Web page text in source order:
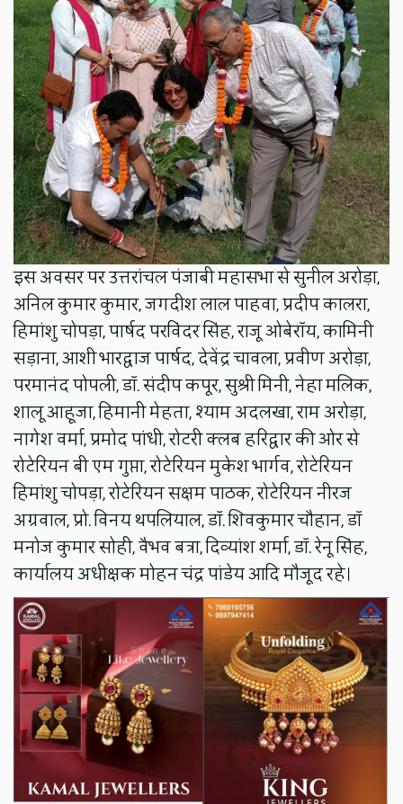
इस अवसर पर उत्तरांचल पंजाबी महासभा से सुनील अरोड़ा,
अनिल कुमार कुमार, जगदीश लाल पाहवा, प्रदीप कालरा,
हिमांशु चोपड़ा, पार्षद परविंदर सिंह, राजू ओबेरॉय, कामिनी
सड़ाना, आशी भारद्वाज पार्षद, देवेंद्र चावला, प्रवीण अरोड़ा,
परमानंद पोपली, डॉ. संदीप कपूर, सुश्री मिनी, नेहा मलिक,
शालू आहूजा, हिमानी मेहता, श्याम अदलखा, राम अरोड़ा,
नागेश वर्मा, प्रमोद पांधी, रोटरी क्लब हरिद्वार की ओर से
रोटेरियन बी एम गुप्ता, रोटेरियन मुकेश भार्गव, रोटेरियन
हिमांशु चोपड़ा, रोटेरियन सक्षम पाठक, रोटेरियन नीरज
अग्रवाल, प्रो. विनय थपलियाल, डॉ. शिवकुमार चौहान, डॉ
मनोज कुमार सोही, वैभव बत्रा, दिव्यांश शर्मा, डॉ. रेनू सिंह,
कार्यालय अधीक्षक मोहन चंद्र पांडेय आदि मौजूद रहे।